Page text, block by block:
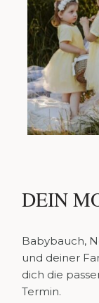
DEIN
Babybauch,
und deiner
dich die
Termin.